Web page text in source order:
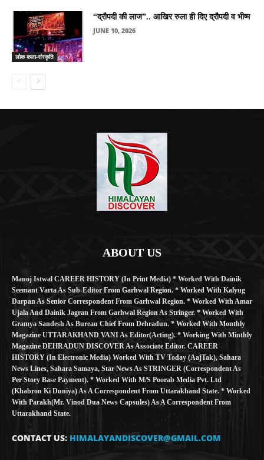
लोक कला-संस्कृति
“द्रौपदी की लाज”.. आखिर रुला ही दिए द्रौपदी व भीष्म
JUNE 10, 2026
ABOUT US
Manoj Istwal CAREER HISTORY (in Print Media) * Worked With Dainik
Seemant Varta As Sub-Editor From Garhwal Region. * Worked With Kalyug
Darpan As Senior Correspondent From Garhwal Region. * Worked With Amar
Ujala And Dainik Jagran From Garhwal Region As Stringer. * Worked With
Gramya Sandesh As Bureau Chief From Dehradun. * Worked With Monthly
Magazine UTTARAKHAND VANI As Editor(Acting). * Working With Minthly
Magazine DEHRADUN DISCOVER As Associate Editor. CAREER
HISTORY (in Electronic Media) Worked With TV Today (AajTak), Sahara
News Lines, Sahara Samaya, Star News As STRINGER (Correspondent As
Per Story Base Payment). * Worked With M/S Poorab Media Pvt. Ltd
(Khabron Ki Duniya) As A Correspondent From Uttarakhand State. * Worked
With Parakh(Mr. Vinod Dua News Capsules) As A Correspondent From
Uttarakhand State.
CONTACT US: HIMALAYANDISCOVER@GMAIL.COM